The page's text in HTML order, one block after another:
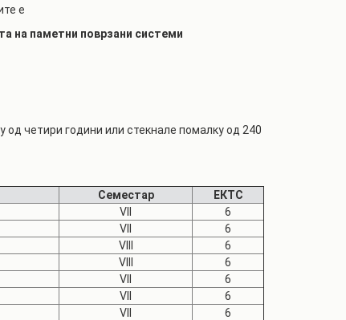
е
на паметни поврзани системи
од четири години или стекнале помалку од 240
Семестар
ЕКТС
VII
6
VII
6
VIII
6
VIII
6
VII
6
VII
6
VII
6